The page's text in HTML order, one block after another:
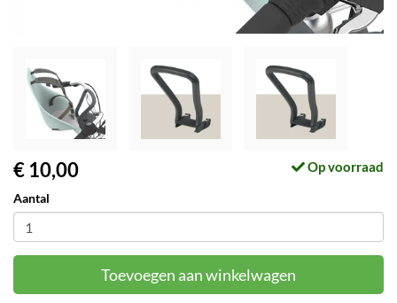
€ 10,00 Op voorraad
Aantal
Toevoegen aan winkelwagen